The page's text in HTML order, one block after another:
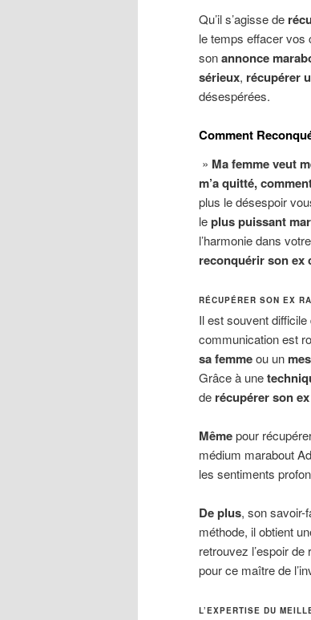
Qu’il s’agisse de
le temps effacer vos
sonannonce
sérieux, récupérer
désespérées.
Comment
» Ma femme veut
m’a quitté,
plus le désespoir
leplus puissant
l’harmonie dans
reconquérir son ex
RÉCUPÉRER SON EX
Il est souvent
communication est
sa femmeou un
Grâce à une
de récupérer son
Mêmepour
médium marabout
les sentiments
De plus, son savoir-
méthode, il obtient
retrouvez l’espoir
pour ce maître de
L’EXPERTISE DU